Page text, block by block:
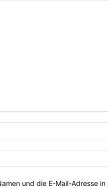
und die E-Mail-Adresse